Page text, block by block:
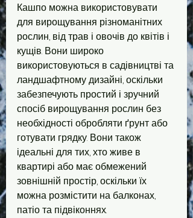
Кашпо можна використовувати
для вирощування різноманітних
рослин, від трав і овочів до квітів і
кущів. Вони широко
використовуються в садівництві та
ландшафтному дизайні, оскільки
забезпечують простий і зручний
спосіб вирощування рослин без
необхідності обробляти ґрунт або
готувати грядку. Вони також
ідеальні для тих, хто живе в
квартирі або має обмежений
зовнішній простір, оскільки їх
можна розмістити на балконах,
патіо та підвіконнях.